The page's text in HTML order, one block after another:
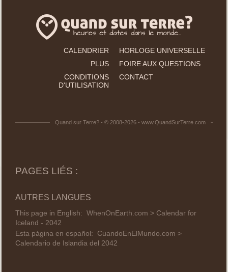
CALENDRIER
HORLOGE UNIVERSELLE
PLUS
FOIRE AUX QUESTIONS
CONDITIONS
D'UTILISATION
CONTACT
Quand sur Terre? - © 2008-2026 - www.QuandSurTerre.com
PAGES LIÉS :
AUTRES LANGUES
This page in English: WhenOnEarth.com > Calendar for
Iceland - 2042
Esta página en español: CuandoEnElMundo.com >
Calendario de Islandia del 2042